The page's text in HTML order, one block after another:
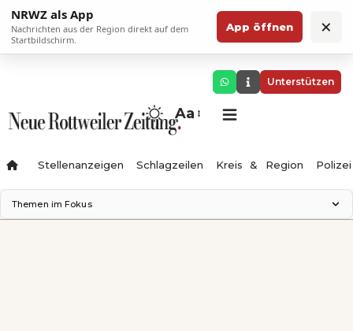
NRWZ als App
Nachrichten aus der Region direkt auf dem
Startbildschirm.
App öffnen ×
Unterstützen
Aa
Stellenanzeigen Schlagzeilen Kreis & Region Polizei
Themen im Fokus